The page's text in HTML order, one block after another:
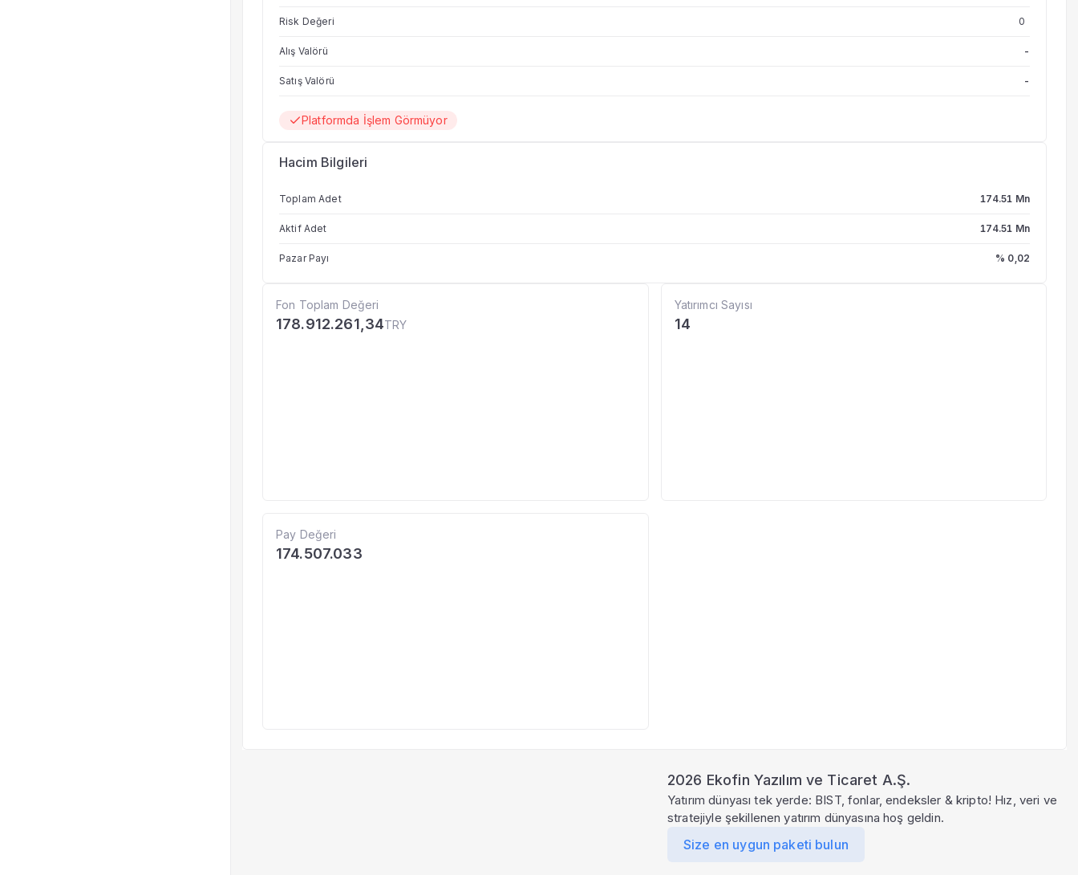
Risk Değeri 0
Alış Valörü -
Satış Valörü -
Platformda İşlem Görmüyor
Hacim Bilgileri
Toplam Adet 174.51 Mn
Aktif Adet 174.51 Mn
Pazar Payı % 0,02
Fon Toplam Değeri
178.912.261,34TRY
Yatırımcı Sayısı
14
Pay Değeri
174.507.033
2026 Ekofin Yazılım ve Ticaret A.Ş.
Yatırım dünyası tek yerde: BIST, fonlar, endeksler & kripto! Hız, veri ve
stratejiyle şekillenen yatırım dünyasına hoş geldin.
Size en uygun paketi bulun